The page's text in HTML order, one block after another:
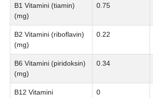
B1 Vitamini (tiamin)
(mg)
0.75
B2 Vitamini (riboflavin)
(mg)
0.22
B6 Vitamini (piridoksin)
(mg)
0.34
B12 Vitamini
0